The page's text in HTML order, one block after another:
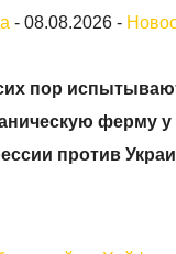
-08.08.2026 -
пор
ферму
против